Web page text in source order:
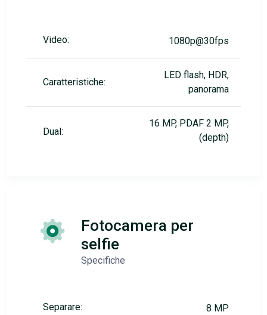
Video: 1080p@30fps
Caratteristiche:
LED flash, HDR,
panorama
Dual:
16 MP, PDAF 2 MP,
(depth)
Fotocamera per
selfie
Specifiche
Separare: 8 MP